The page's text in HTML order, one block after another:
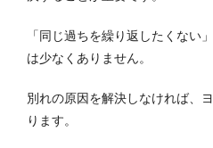
「同じ過ちを繰り返したくない
は少なくありません。
別れの原因を解決しなければ、
ります。